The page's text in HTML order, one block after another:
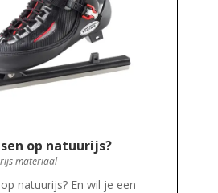
op natuurijs?
materiaal
natuurijs? En wil je een